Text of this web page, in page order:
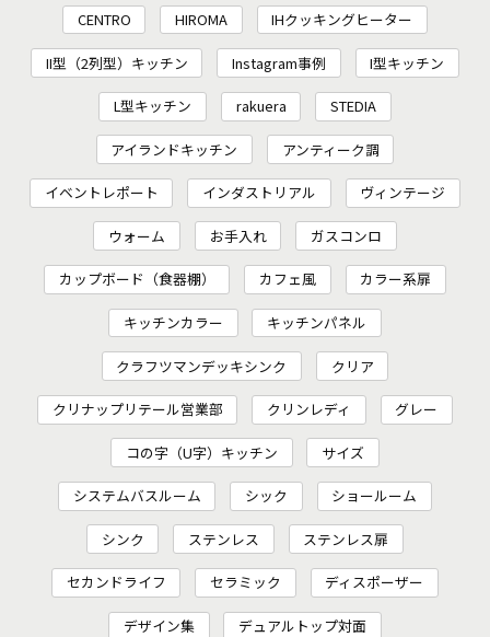
CENTRO HIROMA IHクッキングヒーター
II型（2列型）キッチン Instagram事例 I型キッチン
L型キッチン rakuera STEDIA
アイランドキッチン アンティーク調
イベントレポート インダストリアル ヴィンテージ
ウォーム お手入れ ガスコンロ
カップボード（食器棚） カフェ風 カラー系扉
キッチンカラー キッチンパネル
クラフツマンデッキシンク クリア
クリナップリテール営業部 クリンレディ グレー
コの字（U字）キッチン サイズ
システムバスルーム シック ショールーム
シンク ステンレス ステンレス扉
セカンドライフ セラミック ディスポーザー
デザイン集 デュアルトップ対面